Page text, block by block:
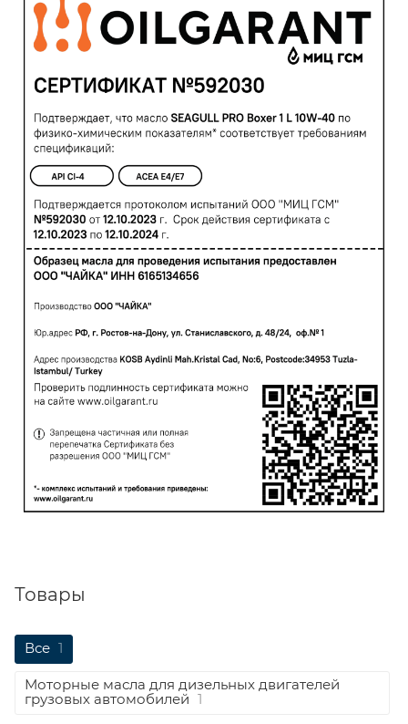
Товары
Все 1
Моторные масла для дизельных двигателей
грузовых автомобилей 1